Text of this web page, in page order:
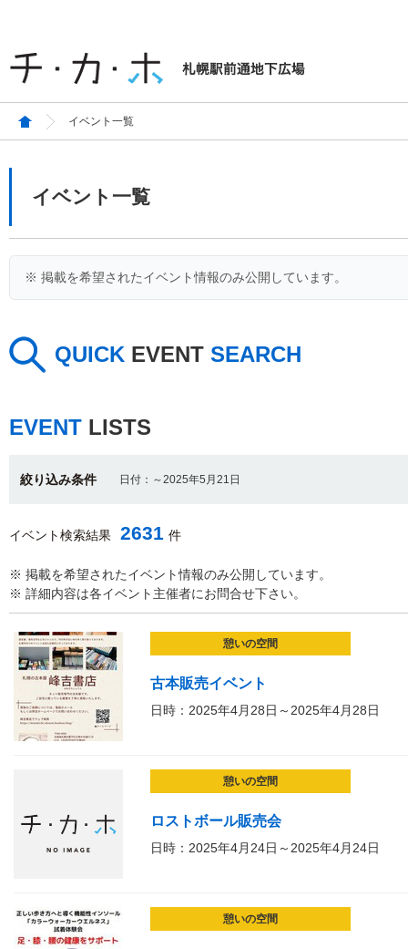
イベント一覧
イベント一覧
※ 掲載を希望されたイベント情報のみ公開しています。
QUICK EVENT SEARCH
EVENT LISTS
絞り込み条件 日付：～2025年5月21日
イベント検索結果 2631 件
※ 掲載を希望されたイベント情報のみ公開しています。
※ 詳細内容は各イベント主催者にお問合せ下さい。
憩いの空間
古本販売イベント
日時：2025年4月28日～2025年4月28日
憩いの空間
ロストボール販売会
日時：2025年4月24日～2025年4月24日
憩いの空間